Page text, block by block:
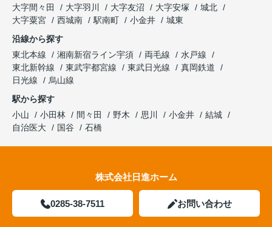
大字間々田
大字羽川 大字友沼 大字安塚
城北
大字粟宮
西城南 駅南町 小金井
城東
沿線から探す
東北本線
湘南新宿ライン宇須 両毛線
水戸線
東北新幹線
東武宇都宮線 東武日光線
真岡鉄道
日光線
烏山線
駅から探す
小山
小田林 間々田 野木 思川 小金井
結城
自治医大
国谷 石橋
株式会社日進ホーム
0285-38-7511 お問い合わせ